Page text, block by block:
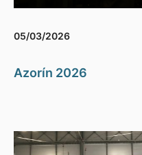
05/03/2026
Azorín 2026